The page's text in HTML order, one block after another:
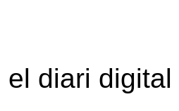
el diari digital